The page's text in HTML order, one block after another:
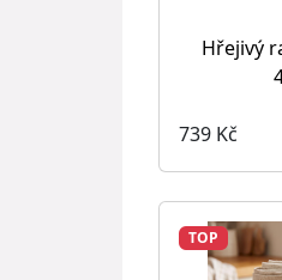
Hřejivý
739 Kč
TOP